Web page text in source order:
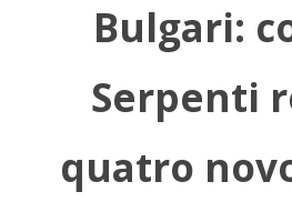
Bulgari:
Serpenti
quatro